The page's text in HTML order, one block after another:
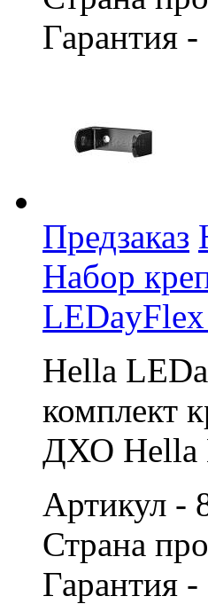
Гарантия -
Предзаказ
Набор
LEDayFlex
Hella
комплект
ДХО Hella
Артикул -
Страна
Гарантия -